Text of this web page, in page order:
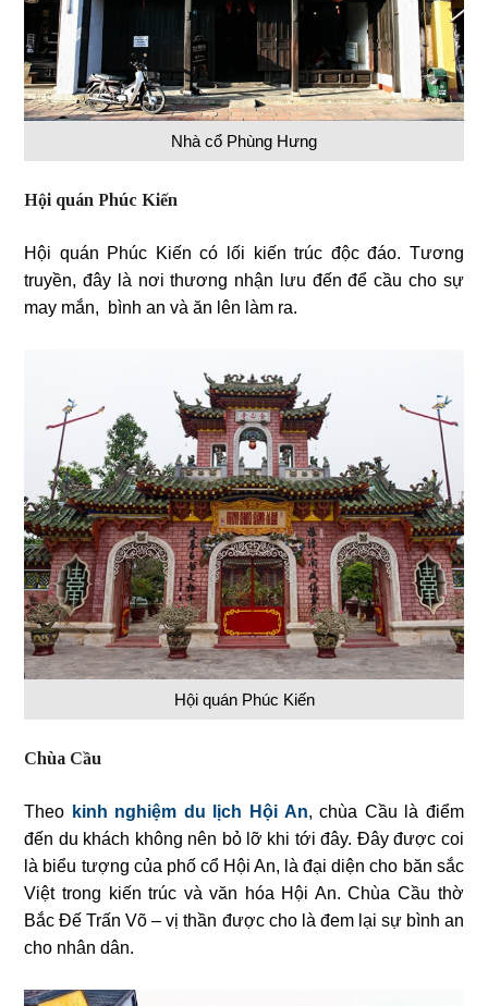
Nhà cổ Phùng Hưng
Hội quán Phúc Kiến
Hội quán Phúc Kiến có lối kiến trúc độc đáo. Tương
truyền, đây là nơi thương nhận lưu đến để cầu cho sự
may mắn, bình an và ăn lên làm ra.
Hội quán Phúc Kiến
Chùa Cầu
Theo kinh nghiệm du lịch Hội An, chùa Cầu là điểm
đến du khách không nên bỏ lỡ khi tới đây. Đây được coi
là biểu tượng của phố cổ Hội An, là đại diện cho băn sắc
Việt trong kiến trúc và văn hóa Hội An. Chùa Cầu thờ
Bắc Đế Trấn Võ – vị thần được cho là đem lại sự bình an
cho nhân dân.